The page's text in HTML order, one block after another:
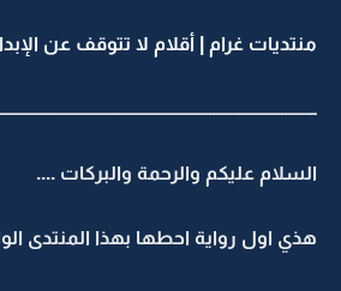
منتديات غرام | أقلام لا تتوقف عن
السلام عليكم والرحمة والبركات ....
هذي اول رواية احطها بهذا المنتدى